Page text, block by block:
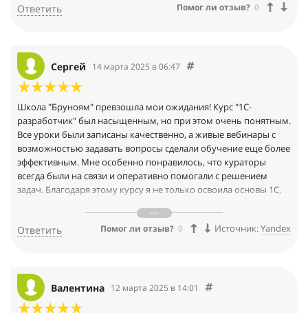
Ответить Помог ли отзыв? 0
Сергей 14 марта 2025 в 06:47
Школа "Бруноям" превзошла мои ожидания! Курс "1С-
разработчик" был насыщенным, но при этом очень понятным.
Все уроки были записаны качественно, а живые вебинары с
возможностью задавать вопросы сделали обучение еще более
эффективным. Мне особенно понравилось, что кураторы
всегда были на связи и оперативно помогали с решением
задач. Благодаря этому курсу я не только освоила основы 1С,
команде "Бруноям" за их профессионализм и поддержку!
Ответить Помог ли отзыв? 0 Источник:Yandex
Валентина 12 марта 2025 в 14:01